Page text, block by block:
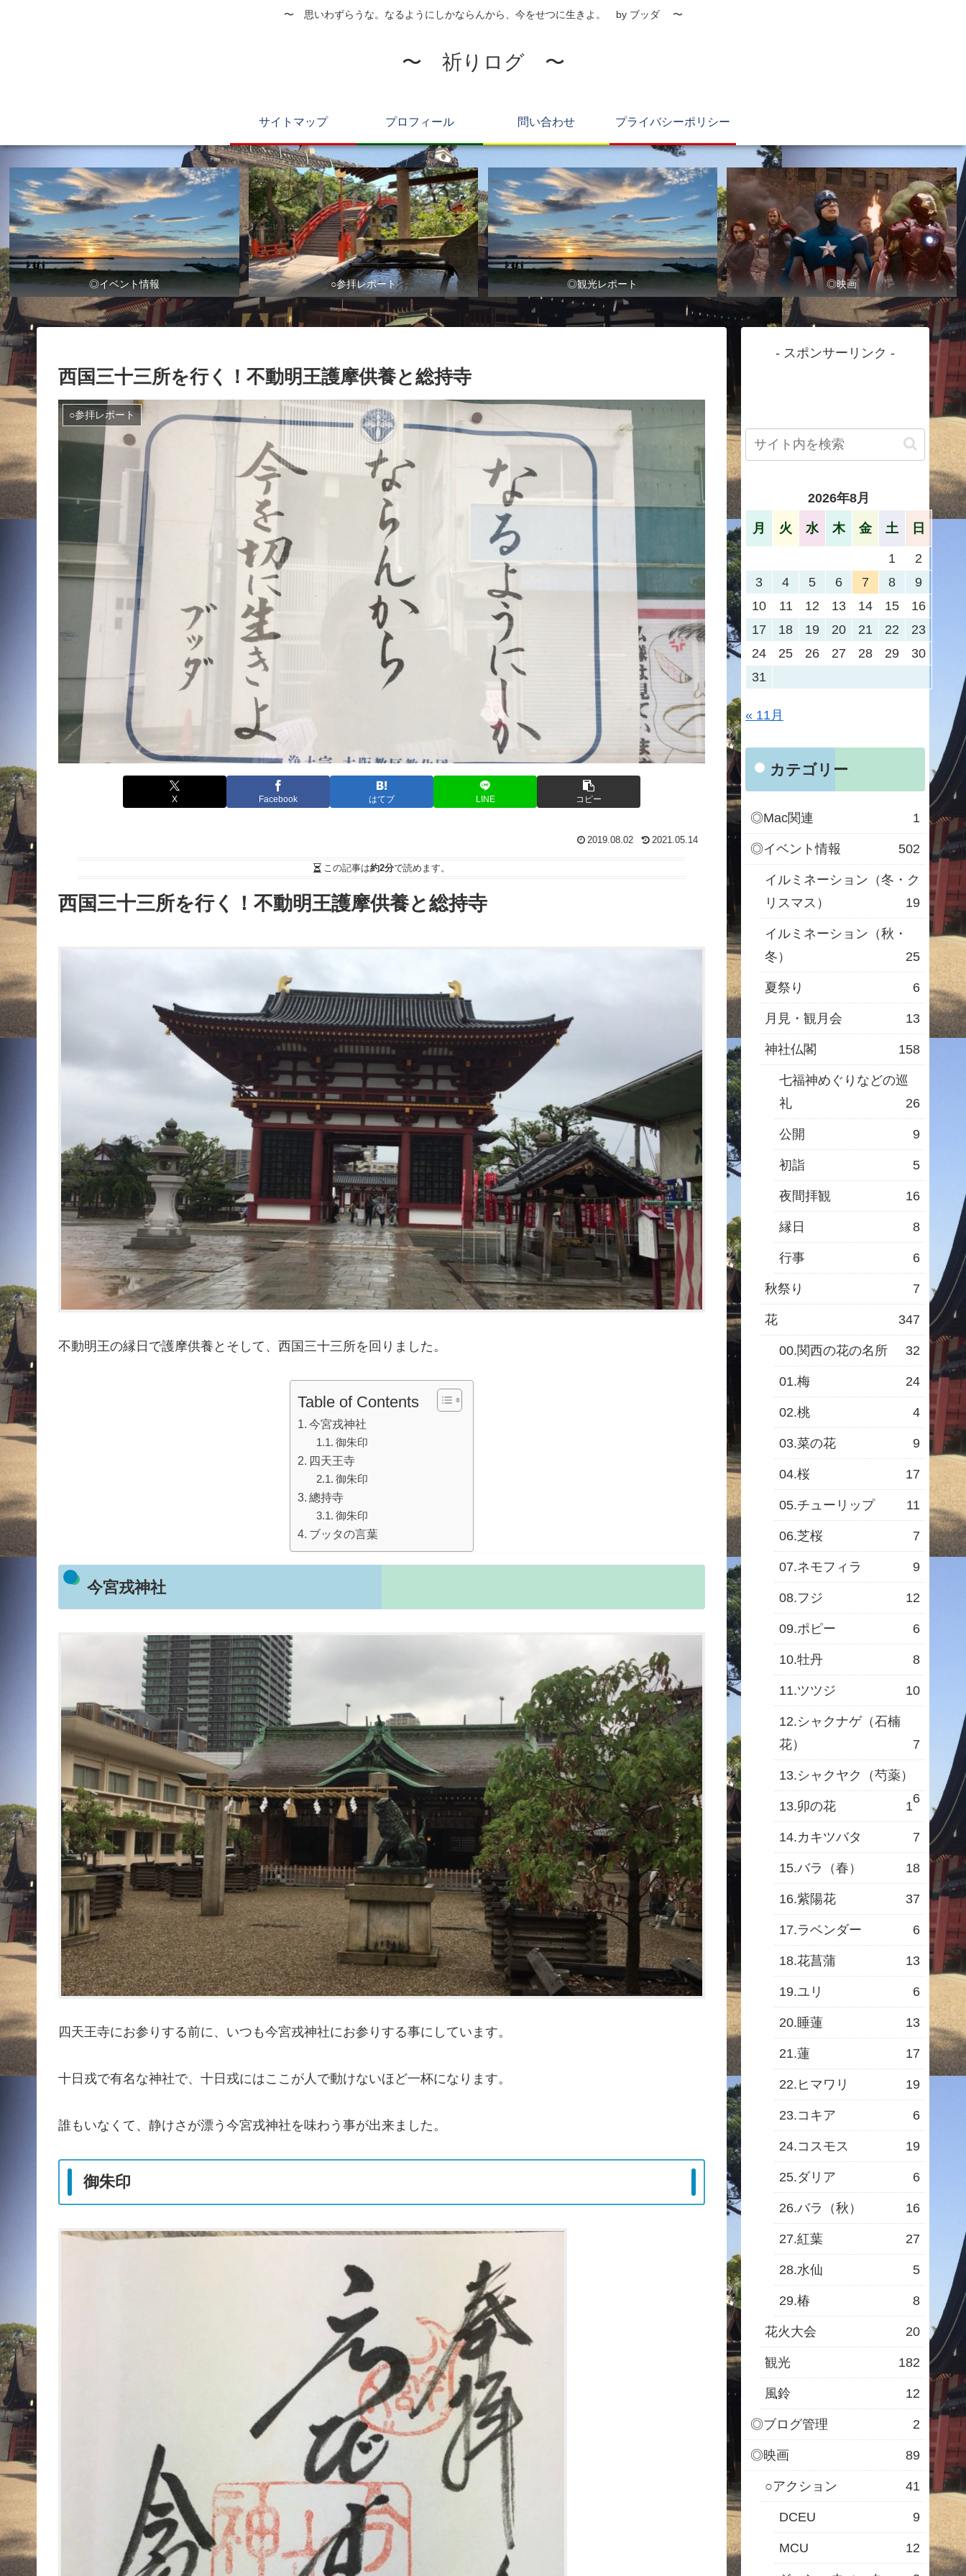
〜 思いわずらうな。なるようにしかならんから、今をせつに生きよ。 by ブッダ 〜
〜 祈りログ 〜
サイトマップ プロフィール 問い合わせ プライバシーポリシー
◎イベント情報 ○参拝レポート ◎観光レポート ◎映画
西国三十三所を行く！不動明王護摩供養と総持寺
○参拝レポート
X Facebook はてブ LINE コピー
2019.08.02 2021.05.14
この記事は約2分で読めます。
西国三十三所を行く！不動明王護摩供養と総持寺
不動明王の縁日で護摩供養とそして、西国三十三所を回りました。
Table of Contents
今宮戎神社
御朱印
四天王寺
御朱印
總持寺
御朱印
ブッタの言葉
今宮戎神社
四天王寺にお参りする前に、いつも今宮戎神社にお参りする事にしています。
十日戎で有名な神社で、十日戎にはここが人で動けないほど一杯になります。
誰もいなくて、静けさが漂う今宮戎神社を味わう事が出来ました。
御朱印
- スポンサーリンク -
2026年8月
月 火 水 木 金 土 日
1
2
3
4 5 6 7 8
9
10
11 12 13 14 15
16
17
18 19 20 21 22
23
24
25 26 27 28 29
30
31
« 11月
カテゴリー
◎Mac関連 1
◎イベント情報 502
イルミネーション（冬・ク
リスマス）
19
イルミネーション（秋・
冬）
25
夏祭り 6
月見・観月会 13
神社仏閣 158
七福神めぐりなどの巡
礼
26
公開 9
初詣 5
夜間拝観 16
縁日 8
行事 6
秋祭り 7
花 347
00.関西の花の名所 32
01.梅 24
02.桃 4
03.菜の花 9
04.桜 17
05.チューリップ 11
06.芝桜 7
07.ネモフィラ 9
08.フジ 12
09.ポピー 6
10.牡丹 8
11.ツツジ 10
12.シャクナゲ（石楠
花）
7
13.シャクヤク（芍薬）
6
13.卯の花 1
14.カキツバタ 7
15.バラ（春） 18
16.紫陽花 37
17.ラベンダー 6
18.花菖蒲 13
19.ユリ 6
20.睡蓮 13
21.蓮 17
22.ヒマワリ 19
23.コキア 6
24.コスモス 19
25.ダリア 6
26.バラ（秋） 16
27.紅葉 27
28.水仙 5
29.椿 8
花火大会 20
観光 182
風鈴 12
◎ブログ管理 2
◎映画 89
○アクション 41
DCEU 9
MCU 12